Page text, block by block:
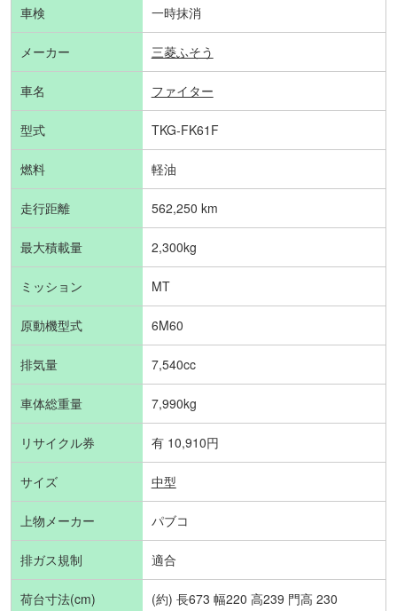
車検 一時抹消
メーカー 三菱ふそう
車名 ファイター
型式 TKG-FK61F
燃料 軽油
走行距離 562,250 km
最大積載量 2,300kg
ミッション MT
原動機型式 6M60
排気量 7,540cc
車体総重量 7,990kg
リサイクル券 有 10,910円
サイズ 中型
上物メーカー パブコ
排ガス規制 適合
荷台寸法(cm) (約) 長673 幅220 高239 門高 230